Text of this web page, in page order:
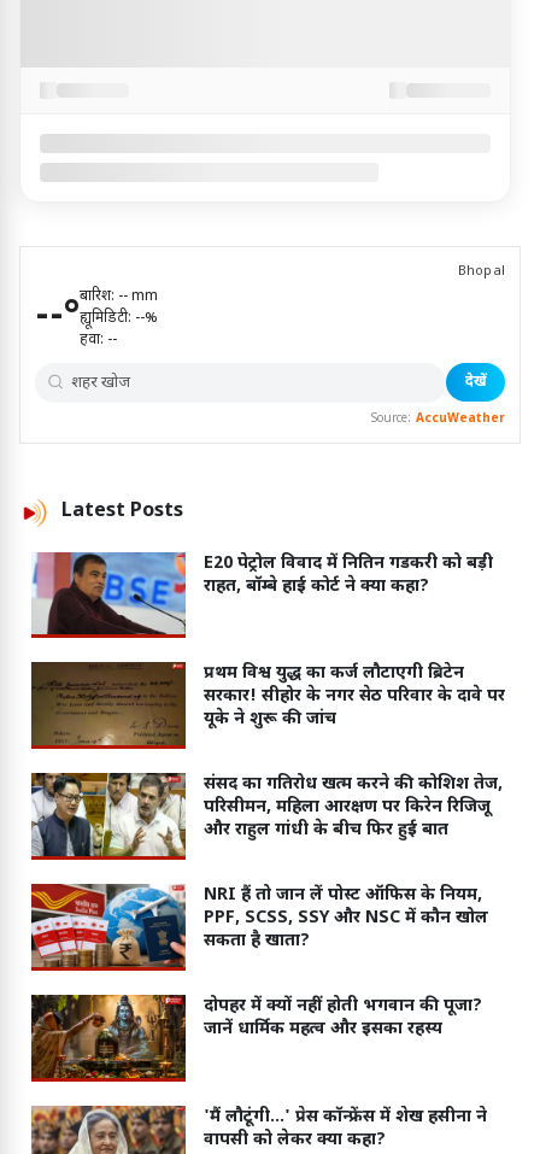
Bhopal
--°बारिश: --mm
ह्यूमिडिटी: --%
हवा: --
देखें
Source: AccuWeather
Latest Posts
E20 पेट्रोल विवाद में नितिन गडकरी को बड़ी
राहत, बॉम्बे हाई कोर्ट ने क्या कहा?
प्रथम विश्व युद्ध का कर्ज लौटाएगी ब्रिटेन
सरकार! सीहोर के नगर सेठ परिवार के दावे पर
यूके ने शुरू की जांच
संसद का गतिरोध खत्म करने की कोशिश तेज,
परिसीमन, महिला आरक्षण पर किरेन रिजिजू
NRI हैं तो जान लें पोस्ट ऑफिस के नियम,
PPF, SCSS, SSY और NSC में कौन खोल
सकता है खाता?
दोपहर में क्यों नहीं होती भगवान की पूजा?
जानें धार्मिक महत्व और इसका रहस्य
'मैं लौटूंगी...' प्रेस कॉन्फ्रेंस में शेख हसीना ने
वापसी को लेकर क्या कहा?